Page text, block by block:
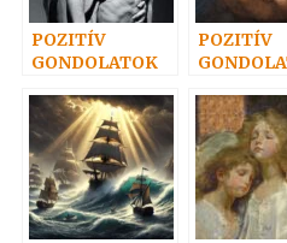
POZITÍV
GONDOLATOK
POZITÍV